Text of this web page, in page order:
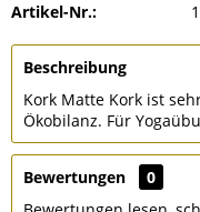
Artikel-Nr.:
Beschreibung
Kork Matte Kork ist
Ökobilanz. Für
Bewertungen
0